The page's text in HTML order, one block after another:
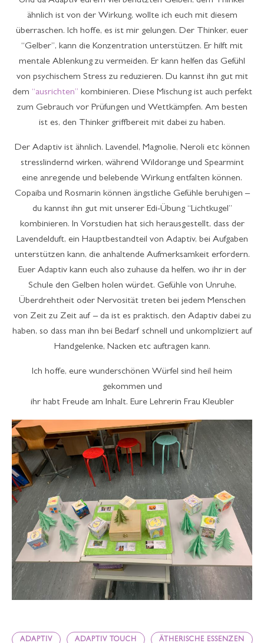
ähnlich ist von der Wirkung, wollte ich euch mit diesem
überraschen. Ich hoffe, es ist mir gelungen. Der Thinker, euer
“Gelber”, kann die Konzentration unterstützen. Er hilft mit
mentale Ablenkung zu vermeiden. Er kann helfen das Gefühl
von psychischem Stress zu reduzieren. Du kannst ihn gut mit
dem “ausrichten” kombinieren. Diese Mischung ist auch perfekt
zum Gebrauch vor Prüfungen und Wettkämpfen. Am besten
ist es, den Thinker griffbereit mit dabei zu haben.
Der Adaptiv ist ähnlich. Lavendel, Magnolie, Neroli etc können
stresslindernd wirken, während Wildorange und Spearmint
eine anregende und belebende Wirkung entfalten können.
Copaiba und Rosmarin können ängstliche Gefühle beruhigen –
du kannst ihn gut mit unserer Edi-Übung “Lichtkugel”
kombinieren. In Vorstudien hat sich herausgestellt, dass der
Lavendelduft, ein Hauptbestandteil von Adaptiv, bei Aufgaben
unterstützen kann, die anhaltende Aufmerksamkeit erfordern.
Euer Adaptiv kann euch also zuhause da helfen, wo ihr in der
Schule den Gelben holen würdet. Gefühle von Unruhe,
Überdrehtheit oder Nervosität treten bei jedem Menschen
von Zeit zu Zeit auf – da ist es praktisch, den Adaptiv dabei zu
haben, so dass man ihn bei Bedarf schnell und unkompliziert auf
Handgelenke, Nacken etc auftragen kann.
Ich hoffe, eure wunderschönen Würfel sind heil heim
gekommen und
ihr habt Freude am Inhalt. Eure Lehrerin Frau Kleubler
ADAPTIV ADAPTIV TOUCH ÄTHERISCHE ESSENZEN